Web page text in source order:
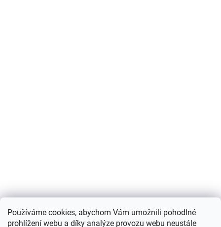
Používáme cookies, abychom Vám umožnili pohodlné
prohlížení webu a díky analýze provozu webu neustále